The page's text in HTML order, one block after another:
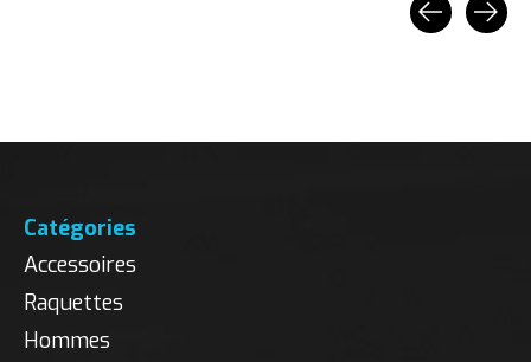
Catégories
Accessoires
Raquettes
Hommes